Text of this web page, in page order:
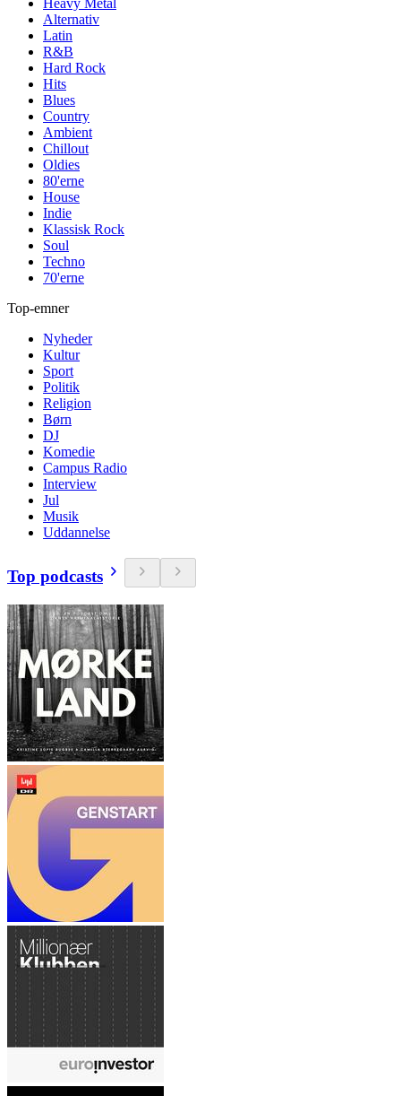
Heavy Metal
Alternativ
Latin
R&B
Hard Rock
Hits
Blues
Country
Ambient
Chillout
Oldies
80'erne
House
Indie
Klassisk Rock
Soul
Techno
70'erne
Top-emner
Nyheder
Kultur
Sport
Politik
Religion
Børn
DJ
Komedie
Campus Radio
Interview
Jul
Musik
Uddannelse
Top podcasts